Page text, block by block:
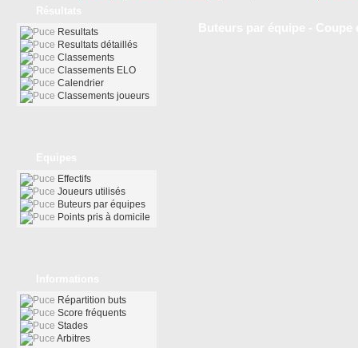
Resultats
Resultats détaillés
Classements
Classements ELO
Calendrier
Classements joueurs
Effectifs
Joueurs utilisés
Buteurs par équipes
Points pris à domicile
Répartition buts
Score fréquents
Stades
Arbitres